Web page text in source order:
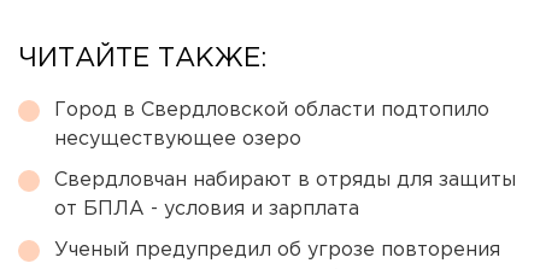
ЧИТАЙТЕ ТАКЖЕ:
Город в Свердловской области подтопило
несуществующее озеро
Свердловчан набирают в отряды для защиты
от БПЛА - условия и зарплата
Ученый предупредил об угрозе повторения